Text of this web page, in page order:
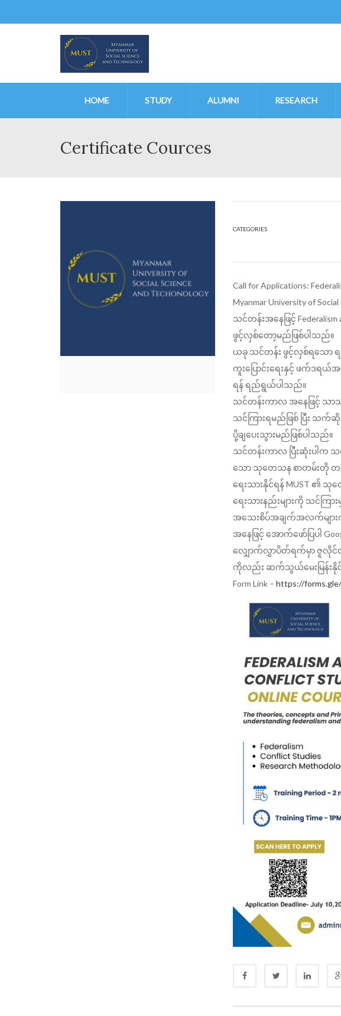
HOME STUDY ALUMNI RESEARCH
Certificate Cources
CATEGORIES
Call for Applications:
Myanmar University of
သင်တန်းအနေဖြင့်
ဖွင့်လှစ်တော့မည်ဖြစ်ပါသည်။
ယခု သင်တန်း ဖွင့်လှစ်ရသော ရ
ကူးပြောင်းရေးနှင့် ဖက်ဒရ
ရန် ရည်ရွယ်ပါသည်။
သင်တန်းကာလ အနေဖြင့် သာ
သင်ကြားရမည်ဖြစ် ပြီး သက်
ပို့ချပေးသွားမည်ဖြစ်ပါသည်။
သင်တန်းကာလ ပြီးဆုံးပါက
သော သုတေသန စာတမ်းတို တစ်
ရေးသားနိုင်ရန် MUST ၏
ရေးသားနည်းများကို သင်ကြား
အသေးစိပ်အချက်အလက်များကို
အနေဖြင့် အောက်ဖော်ပြပါ
လျှောက်လွှာပိတ်ရက်မှာ ဇူလိုင်
ကိုလည်း ဆက်သွယ်မေးမြန်းနိုင်
Form Link –https://